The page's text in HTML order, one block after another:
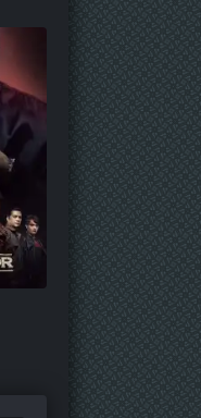
Дыши